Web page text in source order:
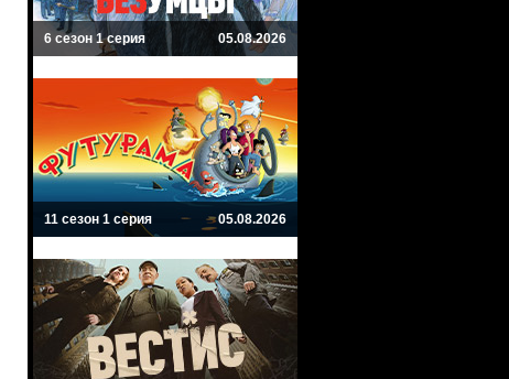
6 сезон 1 серия 05.08.2026
11 сезон 1 серия 05.08.2026